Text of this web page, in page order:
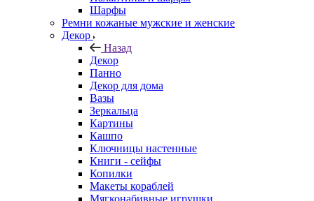
Шарфы
Ремни кожаные мужские и женские
Декор
Назад
Декор
Панно
Декор для дома
Вазы
Зеркальца
Картины
Кашпо
Ключницы настенные
Книги - сейфы
Копилки
Макеты кораблей
Мягконабивные игрушки